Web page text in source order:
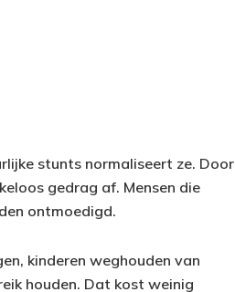
stunts normaliseert ze. Door
gedrag af. Mensen die
ontmoedigd.
kinderen weghouden van
houden. Dat kost weinig